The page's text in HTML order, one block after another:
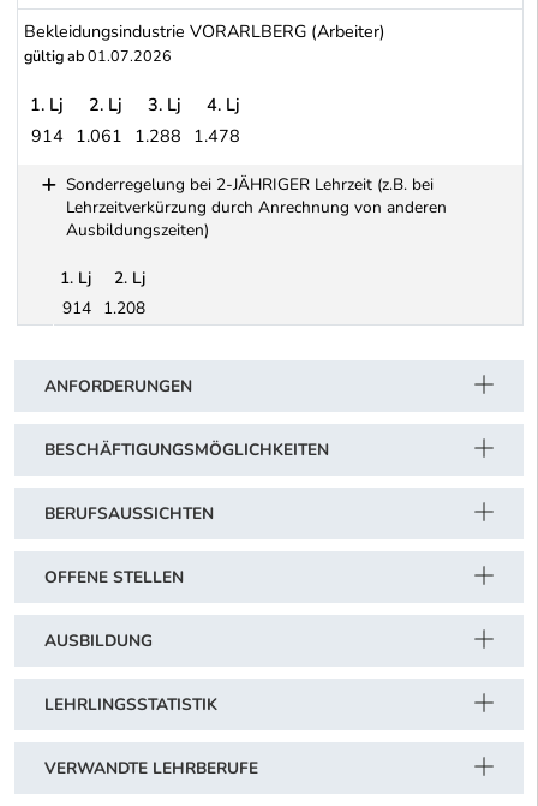
Bekleidungsindustrie: Pelzindustrie (alle Bundesländer mit
Bekleidungsindustrie VORARLBERG (Arbeiter)
gültig ab01.07.2026
1. Lj 2. Lj 3. Lj
4. Lj
914 1.061 1.288 1.478
Sonderregelung bei 2-JÄHRIGER Lehrzeit (z.B. bei
Lehrzeitverkürzung durch Anrechnung von anderen
Ausbildungszeiten)
1. Lj
2. Lj
914 1.208
ANFORDERUNGEN
BESCHÄFTIGUNGSMÖGLICHKEITEN
BERUFSAUSSICHTEN
OFFENE STELLEN
AUSBILDUNG
LEHRLINGSSTATISTIK
VERWANDTE LEHRBERUFE